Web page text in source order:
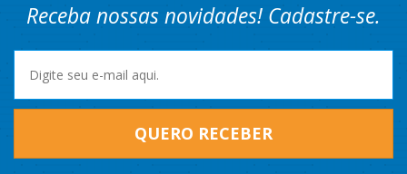
Receba nossas novidades! Cadastre-se.
QUERO RECEBER